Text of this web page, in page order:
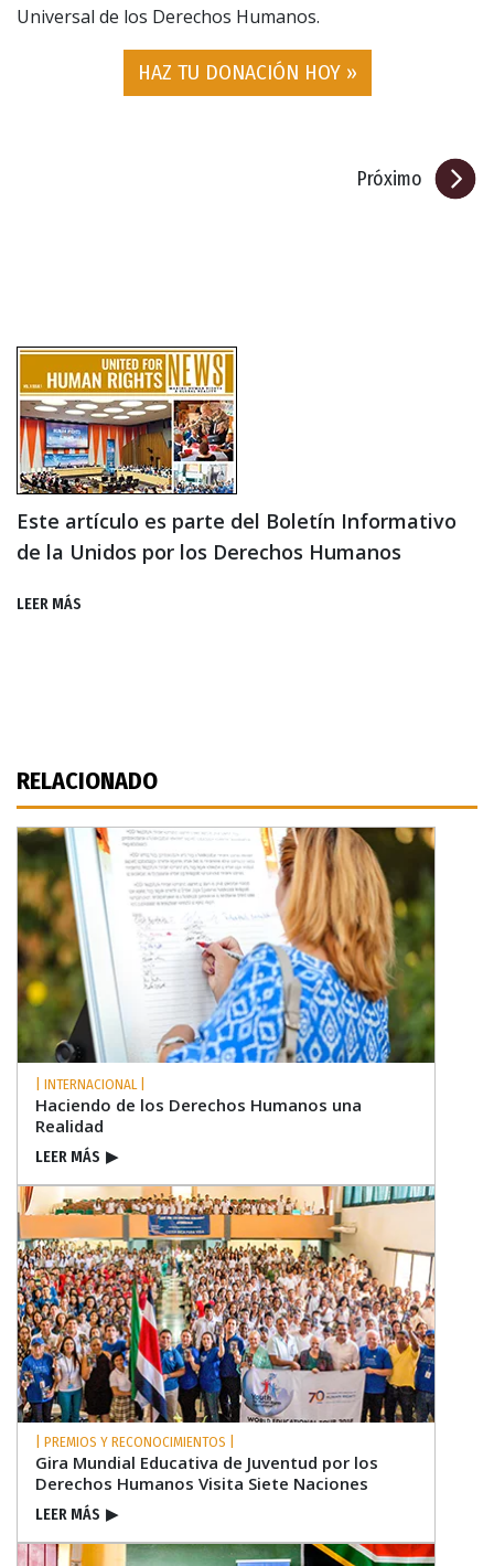
Universal de los Derechos Humanos.
HAZ TU DONACIÓN HOY »
Próximo
Este artículo es parte del Boletín Informativo
de la Unidos por los Derechos Humanos
LEER MÁS
RELACIONADO
| INTERNACIONAL |
Haciendo de los Derechos Humanos una
Realidad
LEER MÁS ▶
| PREMIOS Y RECONOCIMIENTOS |
Gira Mundial Educativa de Juventud por los
Derechos Humanos Visita Siete Naciones
LEER MÁS ▶